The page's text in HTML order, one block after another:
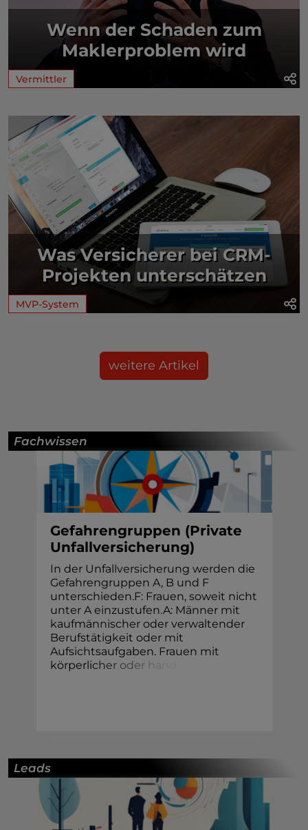
Wenn der Schaden zum
Maklerproblem wird
Vermittler
Was Versicherer bei CRM-
Projekten unterschätzen
MVP-System
weitere Artikel
Fachwissen
Gefahrengruppen (Private
Unfallversicherung)
In der Unfallversicherung werden die
Gefahrengruppen A, B und F
unterschieden.F: Frauen, soweit nicht
unter A einzustufen.A: Männer mit
kaufmännischer oder verwaltender
Berufstätigkeit oder mit
Aufsichtsaufgaben. Frauen mit
körperlicher oder ha
Leads